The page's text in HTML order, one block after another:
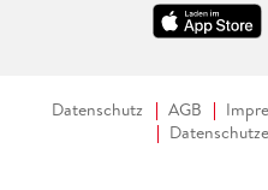
Datenschutz AGB